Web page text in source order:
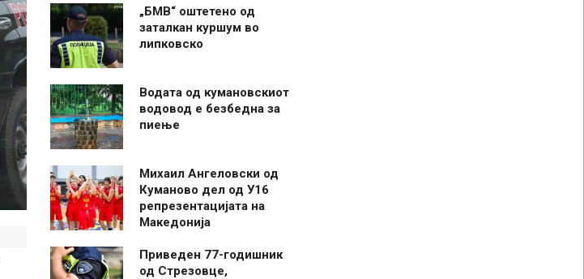
„БМВ“ оштетено од
заталкан куршум во
липковско
Водата од кумановскиот
водовод е безбедна за
пиење
Михаил Ангеловски од
Куманово дел од У16
репрезентацијата на
Македонија
Приведен 77-годишник
од Стрезовце,